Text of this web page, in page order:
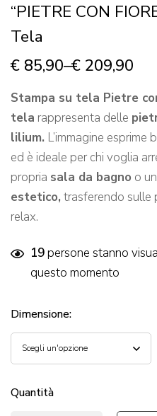
“PIETRE CON
Tela
€ 85,90–€ 209,90
Stampa su tela Pietre
tela rappresenta delle
lilium. L’immagine esprime
ed è ideale per chi voglia
propria sala da bagno o un
estetico, trasferendo sulle
relax.
19persone stanno
questo momento
Dimensione:
Quantità